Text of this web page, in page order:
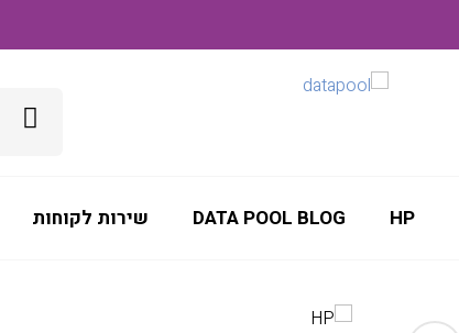
HP
DATA POOL BLOG שירות לקוחות